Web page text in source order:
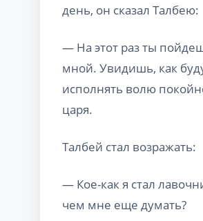
день, он сказал Талбею:
— На этот раз ты
мной. Увидишь, как
исполнять волю
царя.
Талбей стал возражать:
— Кое-как я стал
чем мне еще думать?